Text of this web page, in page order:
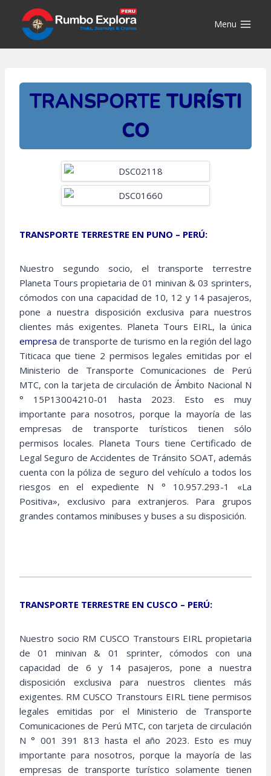
contenido
Menu
TRANSPORTE TURÍSTI
CO
TRANSPORTE TERRESTRE EN PUNO – PERÚ:
Nuestro segundo socio, el transporte terrestre
Planeta Tours propietaria de 01 minivan & 03 sprinters,
cómodos con una capacidad de 10, 12 y 14 pasajeros,
pone a nuestra disposición exclusiva para nuestros
clientes más exigentes. Planeta Tours EIRL, la única
empresa de transporte de turismo en la región del lago
Titicaca que tiene 2 permisos legales emitidas por el
Ministerio de Transporte Comunicaciones de Perú
MTC, con la tarjeta de circulación de Ámbito Nacional N
° 15P13004210-01 hasta 2023. Esto es muy
importante para nosotros, porque la mayoría de las
empresas de transporte turísticos tienen sólo
permisos locales. Planeta Tours tiene Certificado de
Legal Seguro de Accidentes de Tránsito SOAT, además
cuenta con la póliza de seguro del vehículo a todos los
riesgos en el expediente N ° 10.957.293-1 «La
Positiva», exclusivo para extranjeros. Para grupos
grandes contamos minibuses y buses a su disposición.
TRANSPORTE TERRESTRE EN CUSCO – PERÚ:
Nuestro socio RM CUSCO Transtours EIRL propietaria
de 01 minivan & 01 sprinter, cómodos con una
capacidad de 6 y 14 pasajeros, pone a nuestra
disposición exclusiva para nuestros clientes más
exigentes. RM CUSCO Transtours EIRL tiene permisos
legales emitidas por el Ministerio de Transporte
Comunicaciones de Perú MTC, con tarjeta de circulación
N ° 001 391 813 hasta el año 2023. Esto es muy
importante para nosotros, porque la mayoría de las
empresas de transporte turístico solamente tienen